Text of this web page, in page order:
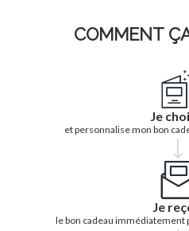
COMMENT
Je
et personnalise mon bon
Je
le bon cadeau immédiatement